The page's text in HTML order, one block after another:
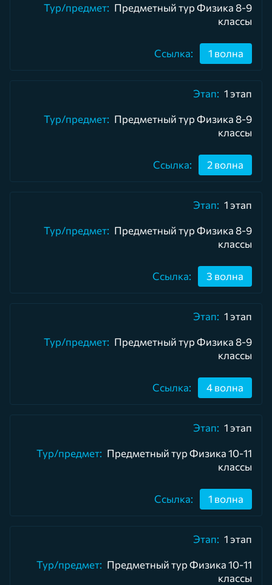
Предметный тур Физика 8-9
классы
1 волна
1 этап
Предметный тур Физика 8-9
классы
2 волна
1 этап
Предметный тур Физика 8-9
классы
3 волна
1 этап
Предметный тур Физика 8-9
классы
4 волна
1 этап
Предметный тур Физика 10-11
классы
1 волна
1 этап
Предметный тур Физика 10-11
классы